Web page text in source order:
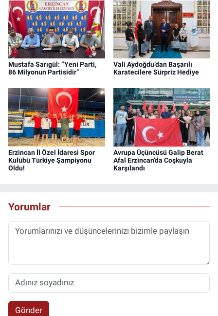
Mustafa Sarıgül: “Yeni Parti,
86 Milyonun Partisidir”
Vali Aydoğdu’dan Başarılı
Karatecilere Sürpriz Hediye
Erzincan İl Özel İdaresi Spor
Kulübü Türkiye Şampiyonu
Oldu!
Avrupa Üçüncüsü Galip Berat
Afal Erzincan’da Coşkuyla
Karşılandı
Yorumlar
Gönder